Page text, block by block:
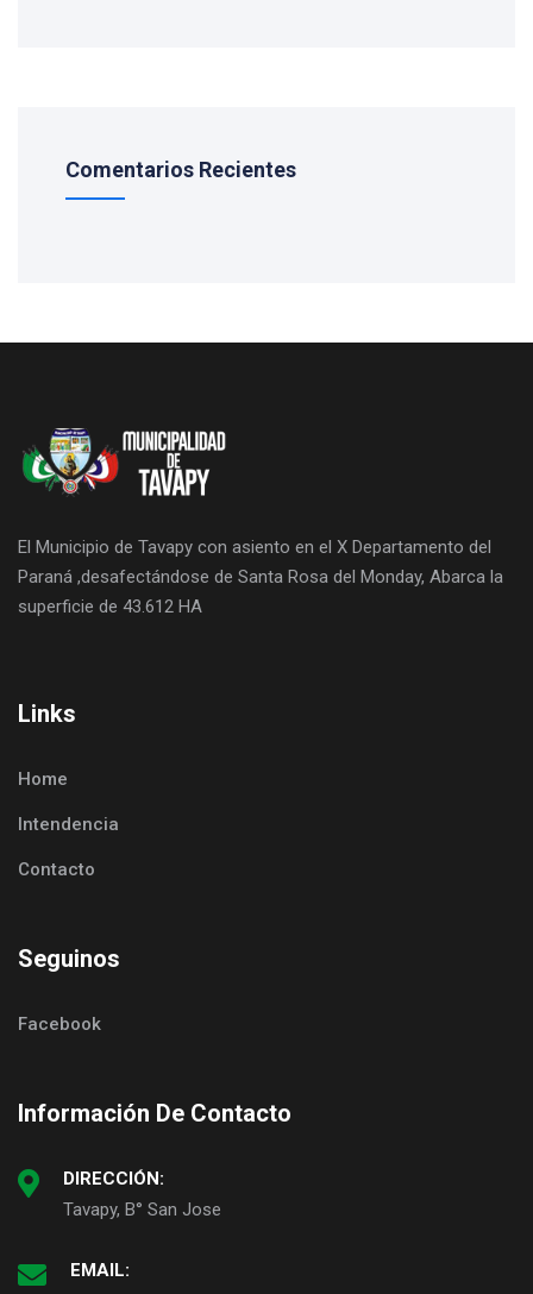
Comentarios Recientes
El Municipio de Tavapy con asiento en el X Departamento del
Paraná ,desafectándose de Santa Rosa del Monday, Abarca la
superficie de 43.612 HA
Links
Home
Intendencia
Contacto
Seguinos
Facebook
Información De Contacto
DIRECCIÓN:
Tavapy, B° San Jose
EMAIL: